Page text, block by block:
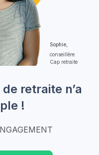
Sophie,
conseillère
Cap retraite
retraite n’a
!